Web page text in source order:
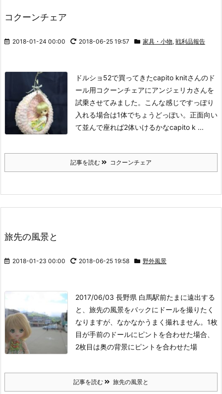
コクーンチェア
2018-01-24 00:00 2018-06-25 19:57 家具・小物, 戦利品報告
ドルショ52で買ってきたcapito knitさんのド
ール用コクーンチェアにアンジェリカさんを
試乗させてみました。こんな感じですっぽり
入れる場合は1体でちょうどっぽい。正面向い
て並んで座れば2体いけるかなcapito k ...
記事を読む コクーンチェア
旅先の風景と
2018-01-23 00:00 2018-06-25 19:58 野外風景
2017/06/03 長野県 白馬駅前たまに遠出する
と、旅先の風景をバックにドールを撮りたく
なりますが、なかなかうまく撮れません。1枚
目が手前のドールにピントを合わせた場合、
2枚目は奥の背景にピントを合わせた場
記事を読む 旅先の風景と